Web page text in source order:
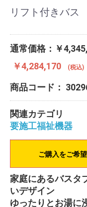
リフト付きバ
通常価格：￥
￥4,284,170 (税込)
商品コード：
関連カテゴリ
要施工福祉機器
ご購入をご希
家庭にあるバスタ
いデザイン
ゆったりとお湯に